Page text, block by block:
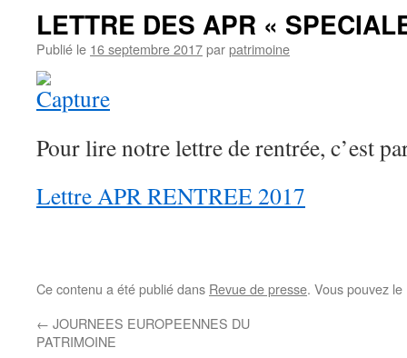
LETTRE DES APR «
Publié le 16 septembre 2017parpatrimoine
Pour lire notre lettre de rentrée, c’est
Lettre APR RENTREE 2017
Ce contenu a été publié dans Revue de presse. Vous pouvez
← JOURNEES EUROPEENNES DU
PATRIMOINE